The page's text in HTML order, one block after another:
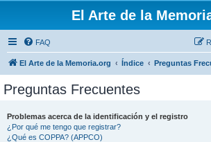
El Arte de la
FAQ
El Arte de la Memoria.org Índice Preguntas
Preguntas Frecuentes
Problemas acerca de la identificación y el registro
¿Por qué me tengo que registrar?
¿Qué es COPPA? (APPCO)